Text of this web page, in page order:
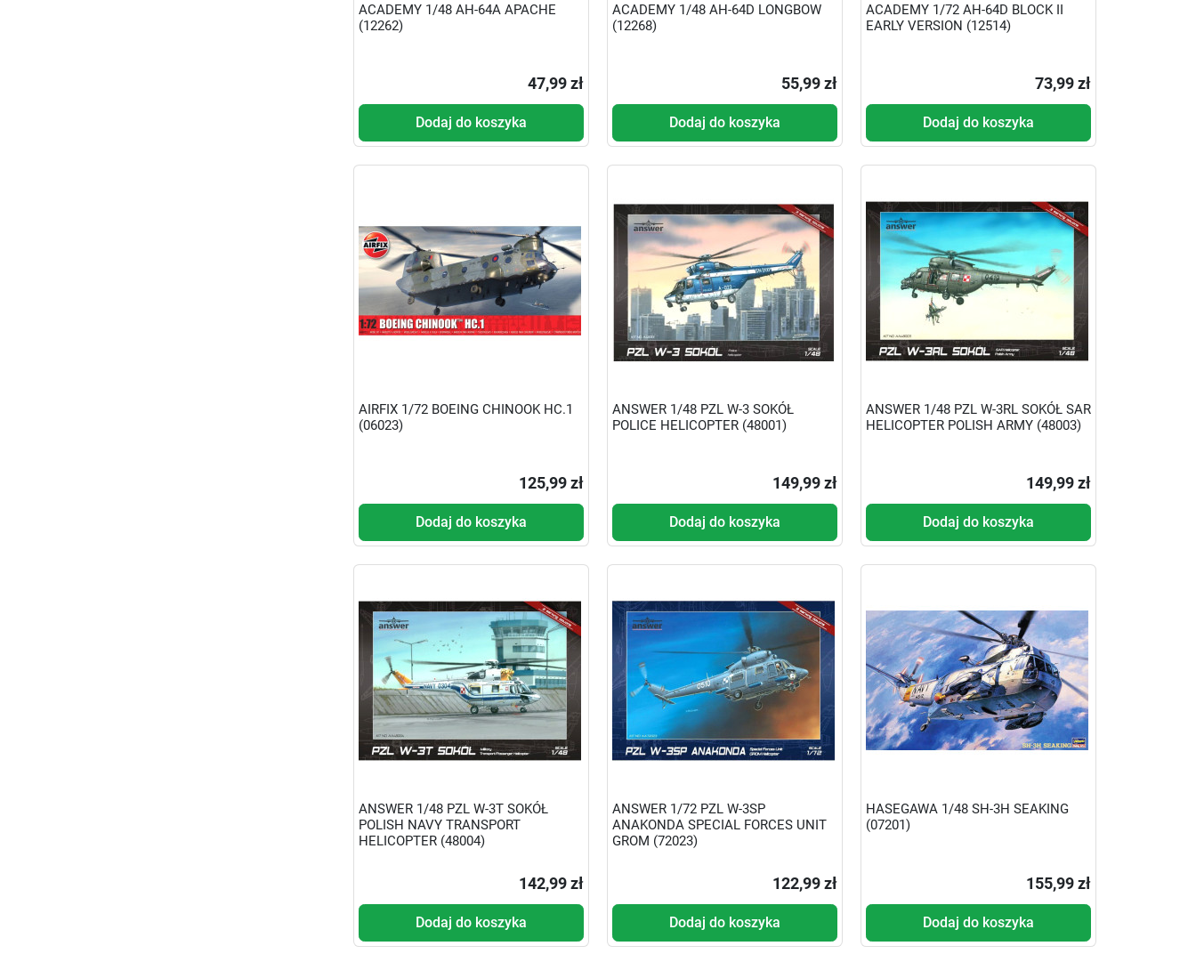
ACADEMY 1/48 AH-64A APACHE
(12262)
47,99 zł
Dodaj do koszyka
ACADEMY 1/48 AH-64D LONGBOW
(12268)
55,99 zł
Dodaj do koszyka
ACADEMY 1/72 AH-64D BLOCK II
EARLY VERSION (12514)
73,99 zł
Dodaj do koszyka
AIRFIX 1/72 BOEING CHINOOK HC.1
(06023)
125,99 zł
Dodaj do koszyka
ANSWER 1/48 PZL W-3 SOKÓŁ
POLICE HELICOPTER (48001)
149,99 zł
Dodaj do koszyka
ANSWER 1/48 PZL W-3RL SOKÓŁ SAR
HELICOPTER POLISH ARMY (48003)
149,99 zł
Dodaj do koszyka
ANSWER 1/48 PZL W-3T SOKÓŁ
POLISH NAVY TRANSPORT
HELICOPTER (48004)
142,99 zł
Dodaj do koszyka
ANSWER 1/72 PZL W-3SP
ANAKONDA SPECIAL FORCES UNIT
GROM (72023)
122,99 zł
Dodaj do koszyka
HASEGAWA 1/48 SH-3H SEAKING
(07201)
155,99 zł
Dodaj do koszyka